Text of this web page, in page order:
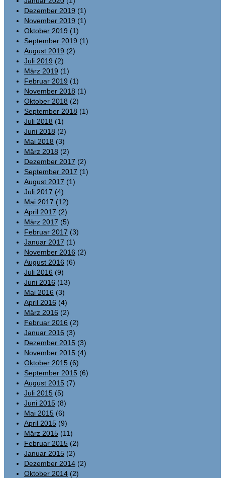
Dezember 2019 (1)
November 2019 (1)
Oktober 2019 (1)
September 2019 (1)
August 2019 (2)
Juli 2019 (2)
März 2019 (1)
Februar 2019 (1)
November 2018 (1)
Oktober 2018 (2)
September 2018 (1)
Juli 2018 (1)
Juni 2018 (2)
Mai 2018 (3)
März 2018 (2)
Dezember 2017 (2)
September 2017 (1)
August 2017 (1)
Juli 2017 (4)
Mai 2017 (12)
April 2017 (2)
März 2017 (5)
Februar 2017 (3)
Januar 2017 (1)
November 2016 (2)
August 2016 (6)
Juli 2016 (9)
Juni 2016 (13)
Mai 2016 (3)
April 2016 (4)
März 2016 (2)
Februar 2016 (2)
Januar 2016 (3)
Dezember 2015 (3)
November 2015 (4)
Oktober 2015 (6)
September 2015 (6)
August 2015 (7)
Juli 2015 (5)
Juni 2015 (8)
Mai 2015 (6)
April 2015 (9)
März 2015 (11)
Februar 2015 (2)
Januar 2015 (2)
Dezember 2014 (2)
Oktober 2014 (2)